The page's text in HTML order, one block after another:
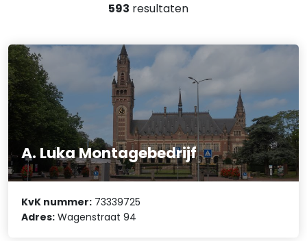
593 resultaten
A. Luka Montagebedrijf
KvK nummer: 73339725
Adres: Wagenstraat 94